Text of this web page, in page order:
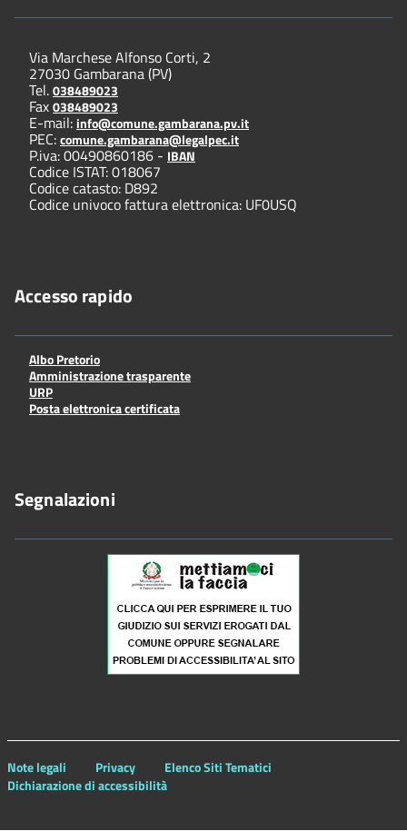
Via Marchese Alfonso Corti, 2
27030 Gambarana (PV)
Tel.038489023
Fax038489023
E-mail:info@comune.gambarana.pv.it
PEC:comune.gambarana@legalpec.it
P.iva: 00490860186 - IBAN
Codice ISTAT: 018067
Codice catasto: D892
Codice univoco fattura elettronica: UF0USQ
Accesso rapido
Albo Pretorio
Amministrazione trasparente
URP
Posta elettronica certificata
Segnalazioni
Note legali Privacy
Elenco Siti Tematici
Dichiarazione di accessibilità